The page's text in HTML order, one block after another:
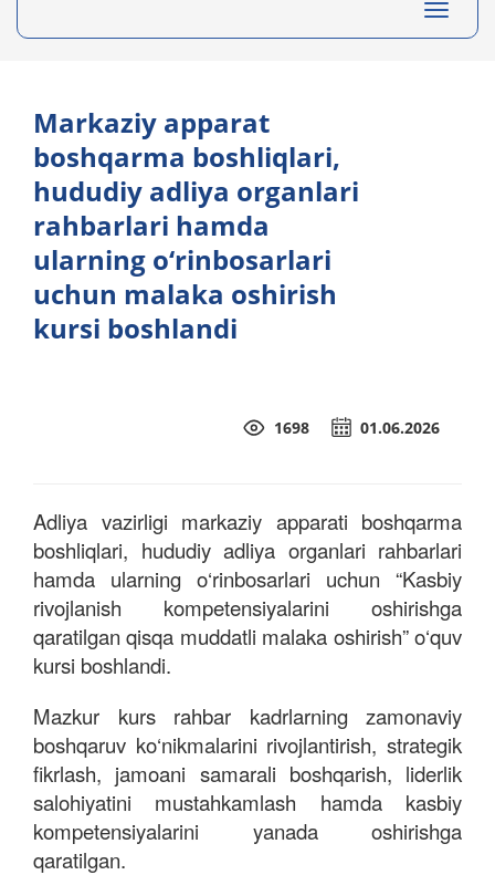
Toggle
Markaziy apparat
boshqarma boshliqlari,
hududiy adliya organlari
rahbarlari hamda
ularning o‘rinbosarlari
uchun malaka oshirish
kursi boshlandi
01.06.2026
1698
Adliya vazirligi markaziy apparati boshqarma
boshliqlari, hududiy adliya organlari rahbarlari
hamda ularning o‘rinbosarlari uchun “Kasbiy
rivojlanish kompetensiyalarini oshirishga
qaratilgan qisqa muddatli malaka oshirish” o‘quv
kursi boshlandi.
Mazkur kurs rahbar kadrlarning zamonaviy
boshqaruv ko‘nikmalarini rivojlantirish, strategik
fikrlash, jamoani samarali boshqarish, liderlik
salohiyatini mustahkamlash hamda kasbiy
kompetensiyalarini yanada oshirishga
qaratilgan.